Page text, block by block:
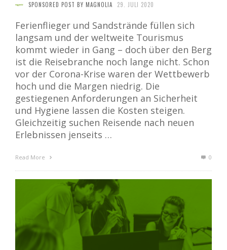
SPONSORED POST BY MAGNOLIA 29. JULI 2020
Ferienflieger und Sandstrände füllen sich
langsam und der weltweite Tourismus
kommt wieder in Gang – doch über den Berg
ist die Reisebranche noch lange nicht. Schon
vor der Corona-Krise waren der Wettbewerb
hoch und die Margen niedrig. Die
gestiegenen Anforderungen an Sicherheit
und Hygiene lassen die Kosten steigen.
Gleichzeitig suchen Reisende nach neuen
Erlebnissen jenseits …
Read More 0